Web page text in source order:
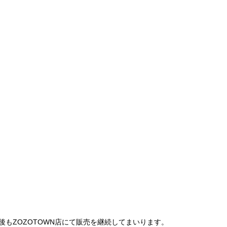
ZOZOTOWN店にて販売を継続してまいります。